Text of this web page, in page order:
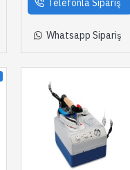
Telefonla Sipariş
Whatsapp Sipariş